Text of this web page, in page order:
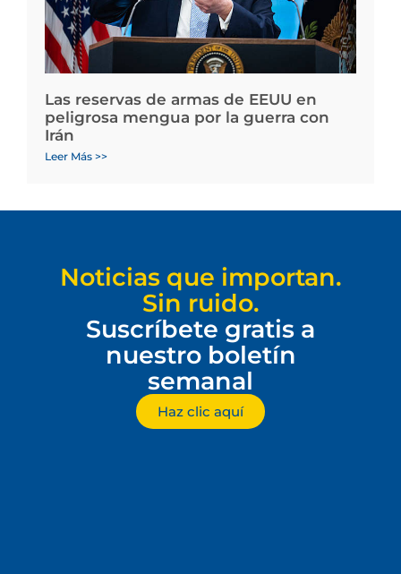
Las reservas de armas de EEUU en
peligrosa mengua por la guerra con
Irán
Leer Más >>
Noticias que importan.
Sin ruido.
Suscríbete gratis a
nuestro boletín
semanal
Haz clic aquí